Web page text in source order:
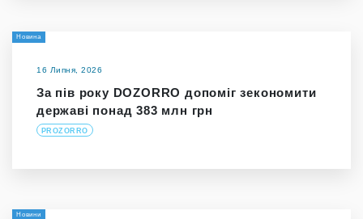
Новина
16 Липня, 2026
За пів року DOZORRO допоміг зекономити
державі понад 383 млн грн
PROZORRO
Новини